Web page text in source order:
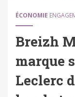
ÉCONOMIE
Breizh
marque
Leclerc